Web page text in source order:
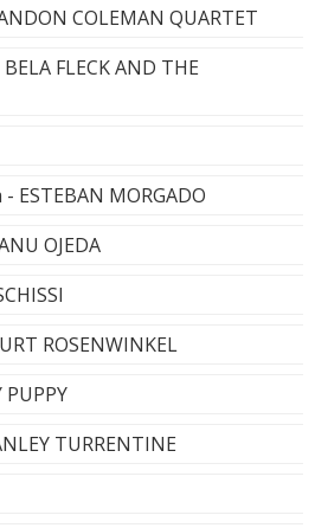
COLEMAN QUARTET
FLECK AND THE
ESTEBAN MORGADO
OJEDA
ROSENWINKEL
TURRENTINE